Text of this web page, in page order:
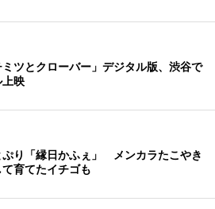
ツとクローバー」デジタル版、渋谷で
上映
ぷり「縁日かふぇ」 メンカラたこやき
育てたイチゴも